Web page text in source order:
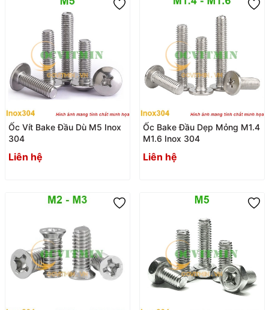
Ốc Vít Bake Đầu Dù M5 Inox
304
Liên hệ
Ốc Bake Đầu Dẹp Mỏng M1.4
M1.6 Inox 304
Liên hệ